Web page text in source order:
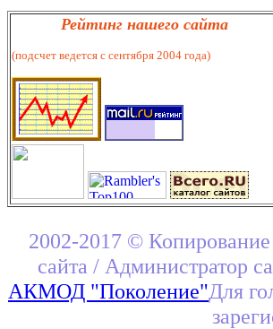
Рейтинг нашего сайта
(подсчет ведется с сентября 2004 года)
2002-2017 ©
сайта / Администратор
АКМОД "Поколение"Для